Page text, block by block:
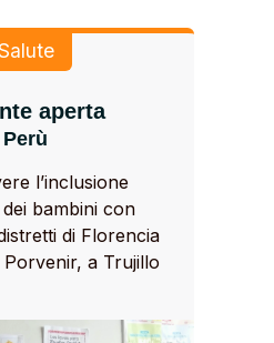
aperta
Perù
l’inclusione
bambini con
di Florencia
a Trujillo